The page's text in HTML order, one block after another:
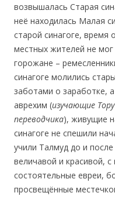
возвышалась Старая
неё находилась Малая
старой синагоге, время
местных жителей не
горожане –
синагоге молились
заботами о заработке,
аврехим (изучающие
переводчика), живущие
синагоге не спешили
учили Талмуд до и
величавой и красивой,
состоятельные евреи,
просвещённые